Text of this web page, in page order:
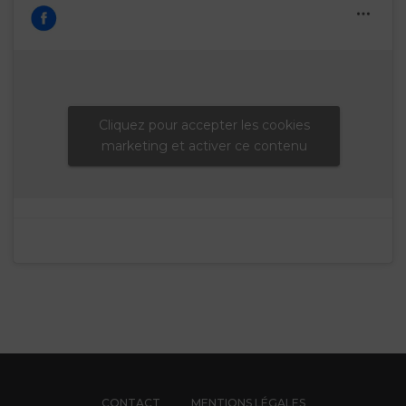
Cliquez pour accepter les cookies
marketing et activer ce contenu
CONTACT MENTIONS LÉGALES